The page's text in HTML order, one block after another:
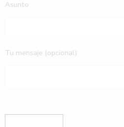
Asunto
Tu mensaje (opcional)